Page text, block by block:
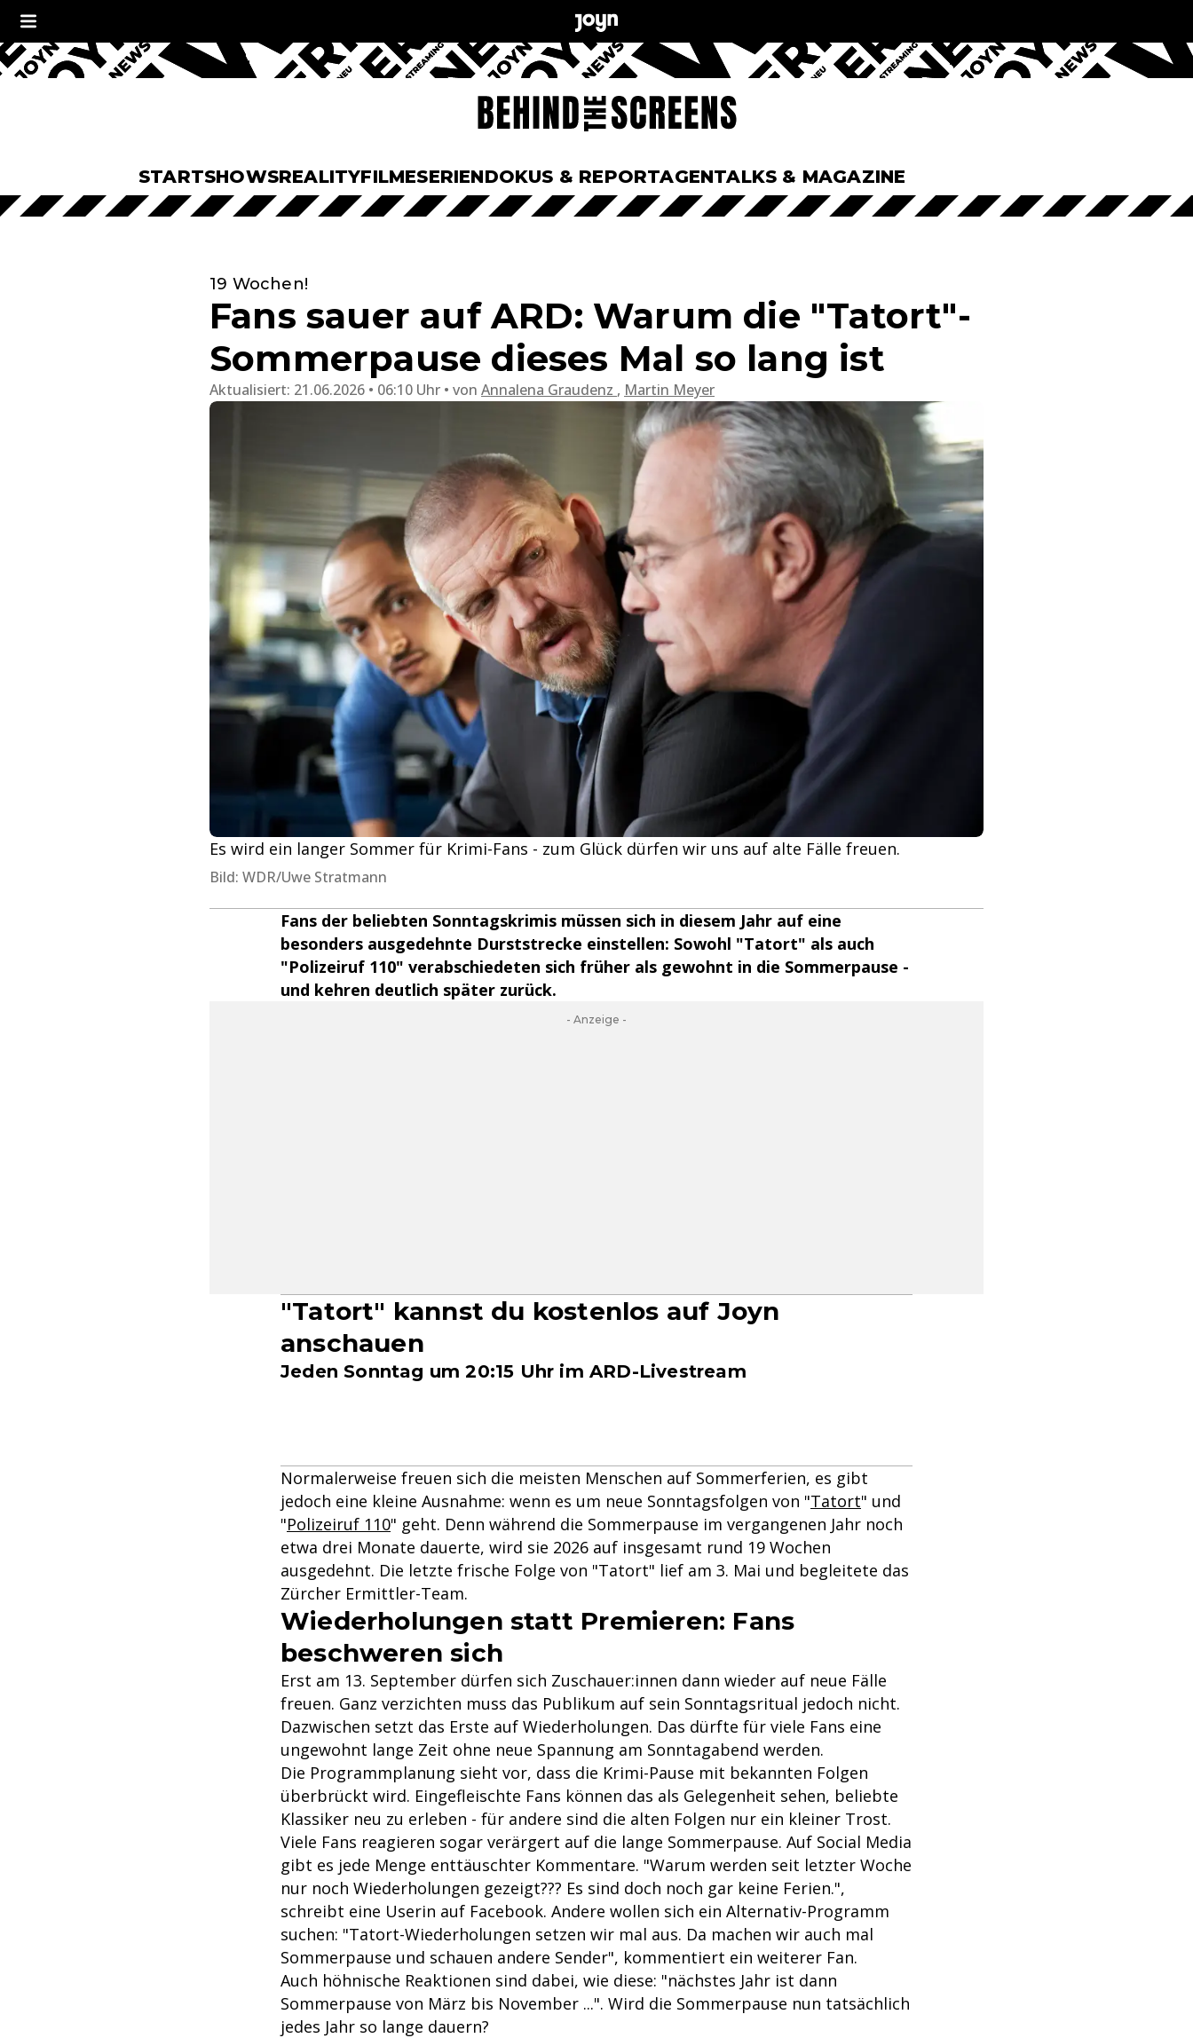
STARTSHOWSREALITYFILMESERIENDOKUS & REPORTAGENTALKS & MAGAZINE
19 Wochen!
Fans sauer auf ARD: Warum die "Tatort"-
Sommerpause dieses Mal so lang ist
Aktualisiert: 21.06.2026 • 06:10 Uhr von Annalena Graudenz , Martin Meyer
Es wird ein langer Sommer für Krimi-Fans - zum Glück dürfen wir uns auf alte Fälle freuen.
Bild: WDR/Uwe Stratmann
Fans der beliebten Sonntagskrimis müssen sich in diesem Jahr auf eine
besonders ausgedehnte Durststrecke einstellen: Sowohl "Tatort" als auch
"Polizeiruf 110" verabschiedeten sich früher als gewohnt in die Sommerpause -
und kehren deutlich später zurück.
- Anzeige -
"Tatort" kannst du kostenlos auf Joyn
anschauen
Jeden Sonntag um 20:15 Uhr im ARD-Livestream
Normalerweise freuen sich die meisten Menschen auf Sommerferien, es gibt
jedoch eine kleine Ausnahme: wenn es um neue Sonntagsfolgen von "Tatort" und
"Polizeiruf 110" geht. Denn während die Sommerpause im vergangenen Jahr noch
etwa drei Monate dauerte, wird sie 2026 auf insgesamt rund 19 Wochen
ausgedehnt. Die letzte frische Folge von "Tatort" lief am 3. Mai und begleitete das
Zürcher Ermittler-Team.
Wiederholungen statt Premieren: Fans
beschweren sich
Erst am 13. September dürfen sich Zuschauer:innen dann wieder auf neue Fälle
freuen. Ganz verzichten muss das Publikum auf sein Sonntagsritual jedoch nicht.
Dazwischen setzt das Erste auf Wiederholungen. Das dürfte für viele Fans eine
ungewohnt lange Zeit ohne neue Spannung am Sonntagabend werden.
Die Programmplanung sieht vor, dass die Krimi-Pause mit bekannten Folgen
überbrückt wird. Eingefleischte Fans können das als Gelegenheit sehen, beliebte
Klassiker neu zu erleben - für andere sind die alten Folgen nur ein kleiner Trost.
Viele Fans reagieren sogar verärgert auf die lange Sommerpause. Auf Social Media
gibt es jede Menge enttäuschter Kommentare. "Warum werden seit letzter Woche
nur noch Wiederholungen gezeigt??? Es sind doch noch gar keine Ferien.",
schreibt eine Userin auf Facebook. Andere wollen sich ein Alternativ-Programm
suchen: "Tatort-Wiederholungen setzen wir mal aus. Da machen wir auch mal
Sommerpause und schauen andere Sender", kommentiert ein weiterer Fan.
Auch höhnische Reaktionen sind dabei, wie diese: "nächstes Jahr ist dann
Sommerpause von März bis November ...". Wird die Sommerpause nun tatsächlich
jedes Jahr so lange dauern?